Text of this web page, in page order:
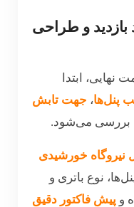
بازدید و طراحی
نهایی، ابتدا
پنل‌ها، جهت تابش
بررسی می‌شود.
نیروگاه خورشیدی
نوع باتری و
و پیش فاکتور دقیق